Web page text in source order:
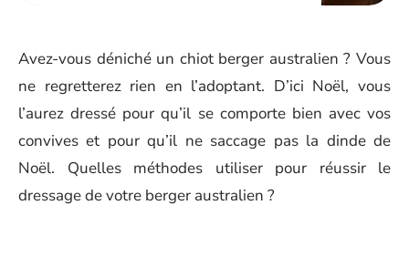
Avez-vous déniché un chiot berger australien ? Vous
ne regretterez rien en l’adoptant. D’ici Noël, vous
l’aurez dressé pour qu’il se comporte bien avec vos
convives et pour qu’il ne saccage pas la dinde de
Noël. Quelles méthodes utiliser pour réussir le
dressage de votre berger australien ?